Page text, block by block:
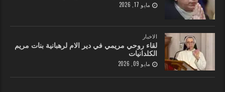
مايو 17, 2026
الاخبار
لقاء روحي مريمي في دير الام لرهبانية بنات مريم
الكلدانيات
مايو 09, 2026